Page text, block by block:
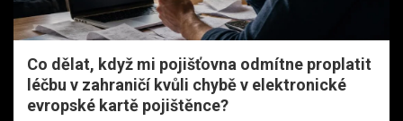
Co dělat, když mi pojišťovna odmítne proplatit
léčbu v zahraničí kvůli chybě v elektronické
evropské kartě pojištěnce?